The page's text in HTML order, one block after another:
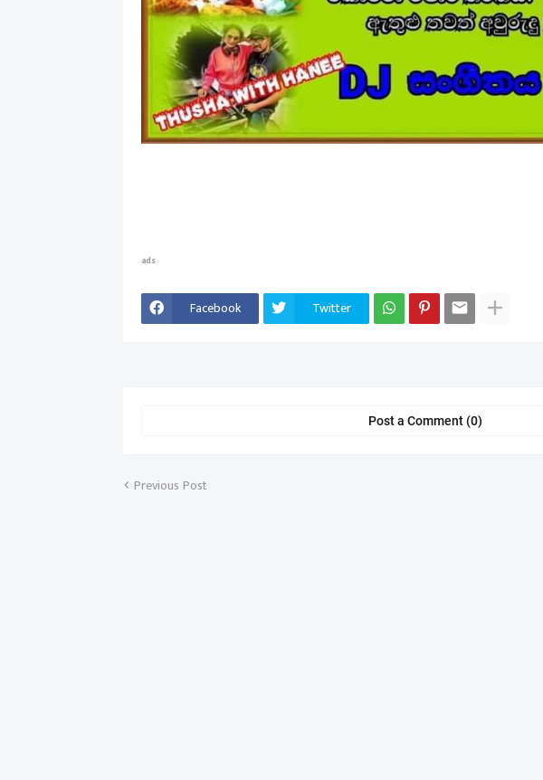
ads
Facebook Twitter
Post a Comment (0)
Previous Post